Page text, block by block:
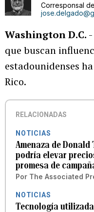
Corresponsal
Washington D.C.
que buscan
estadounidenses
Rico.
RELACIONADAS
NOTICIAS
Amenaza de
podría elevar
promesa de
Por The Associated
NOTICIAS
Tecnología